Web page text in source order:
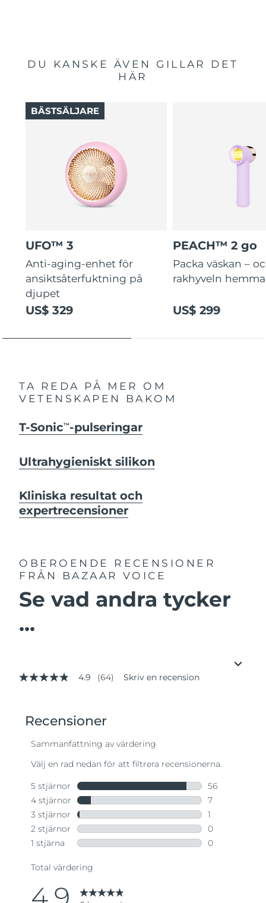
DU KANSKE ÄVEN GILLAR DET
HÄR
UFO™ 3
Anti-aging-enhet för
ansiktsåterfuktning på
djupet
US$ 329
BÄSTSÄLJARE
PEACH™ 2 go
Packa väskan –
rakhyveln
US$ 299
TA REDA PÅ MER OM
VETENSKAPEN BAKOM
T-SonicTM -pulseringar
Ultrahygieniskt silikon
Kliniska resultat och
expertrecensioner
OBEROENDE RECENSIONER
FRÅN BAZAAR VOICE
Se vad andra tycker
...
4.9
genomsnittligt
betyg.
Länk
samma
sida.
4.9 (64) Skriv en recension